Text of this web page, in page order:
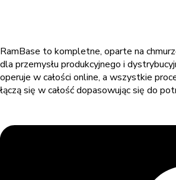
RamBase to kompletne, oparte na
dla przemysłu produkcyjnego i
operuje w całości online, a wszystkie
łączą się w całość dopasowując się do